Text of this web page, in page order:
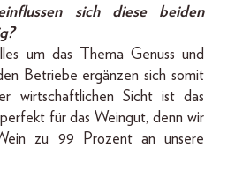
sich diese beiden
um das Thema Genuss und
Betriebe ergänzen sich somit
wirtschaftlichen Sicht ist das
für das Weingut, denn wir
zu 99 Prozent an unsere